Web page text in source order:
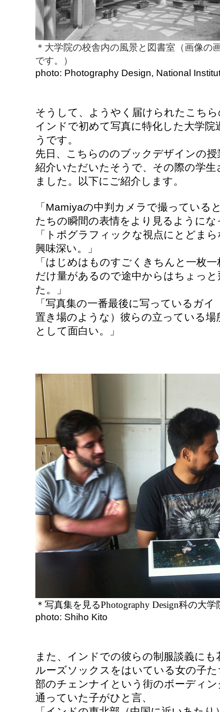
＊大学院の校舎内の風景と図書室（画像の
です。）
photo: Photography Design, National
そうして、ようやく届けられたこち
インドで初めて写真に特化した大学
うです。
先日、こちらののブックデザインの
紹介いただいたそうで、その際の学
ました。以下にご紹介します。
「 Mamiyaの中判カメラで撮っている
たちの瞬間の表情をより見るようにな
「トポグラフィックな視点にとどま
興味深い。」
「はじめはものすごくきちんと一枚
だけ量があるので途中からはちょっ
た。」
「写真集の一番最後に写っているガ
置き場のような）彼らの立っている
として面白い。」
＊写真集を見るPhotography Design科の大学
photo: Shiho Kito
また、インドでの彼らの制服談義に
ルーズソックスをはいている女の子
部のチェンナイという街のボーディ
通っていた子がひと言、